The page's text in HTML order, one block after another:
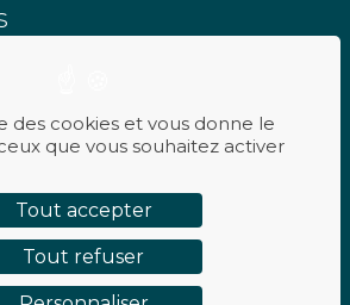
des cookies et vous donne le
que vous souhaitez activer
Tout accepter
Tout refuser